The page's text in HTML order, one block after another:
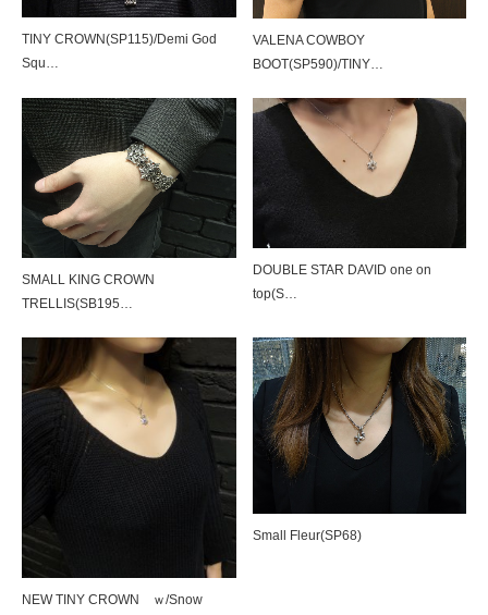
TINY CROWN(SP115)/Demi God
Squ…
VALENA COWBOY
BOOT(SP590)/TINY…
SMALL KING CROWN
TRELLIS(SB195…
DOUBLE STAR DAVID one on
top(S…
NEW TINY CROWN ｗ/Snow
Small Fleur(SP68)
SILK CODE w/HOOK（SN-SLK01）
SILK CODE w/HOOK（SN-SLK01）
Tiny Pave Hoops（SE918）＆HALF TI…